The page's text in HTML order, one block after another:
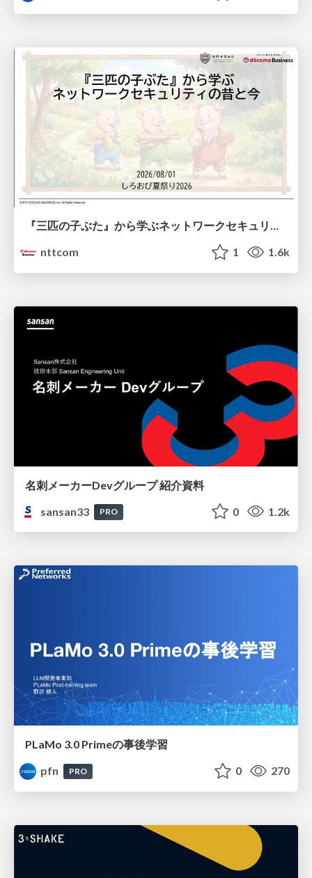
『三匹の子ぶた』から学ぶネットワークセキュリティの昔と今 / Network Security: Then and Now Through the Lens of The Three Little Pigs
nttcom
1 1.6k
名刺メーカーDevグループ 紹介資料
sansan33
PRO 0 1.2k
PLaMo 3.0 Primeの事後学習
pfn
PRO 0 270